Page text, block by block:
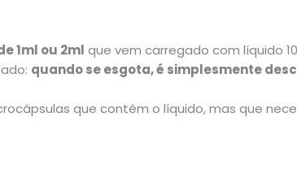
1ml ou 2ml que vem carregado com líquido
quando se esgota, é simplesmente
que contêm o líquido, mas que